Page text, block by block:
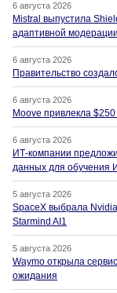
6 августа 2026
Mistral выпустила
адаптивной модерации
6 августа 2026
Правительство
6 августа 2026
Moove привлекла
6 августа 2026
ИТ-компании
данных для обучения
5 августа 2026
SpaceX выбрала
Starmind AI1
5 августа 2026
Waymo открыла
ожидания